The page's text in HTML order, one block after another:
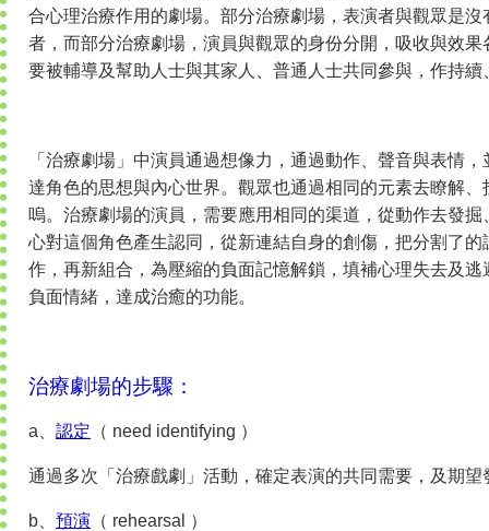
合心理治療作用的劇場。部分治療劇場，表演者與觀眾是
者，而部分治療劇場，演員與觀眾的身份分開，吸收與效
要被輔導及幫助人士與其家人、普通人士共同參與，作持續
「治療劇場」中演員通過想像力，通過動作、聲音與表情
達角色的思想與內心世界。觀眾也通過相同的元素去瞭解
嗚。治療劇場的演員，需要應用相同的渠道，從動作去發
心對這個角色產生認同，從新連結自身的創傷，把分割了
作，再新組合，為壓縮的負面記憶解鎖，填補心理失去及
負面情緒，達成治癒的功能。
治療劇場的步驟：
a、 認定 （ need identifying ）
通過多次「治療戲劇」活動，確定表演的共同需要，及期望
b、 預演 （ rehearsal ）